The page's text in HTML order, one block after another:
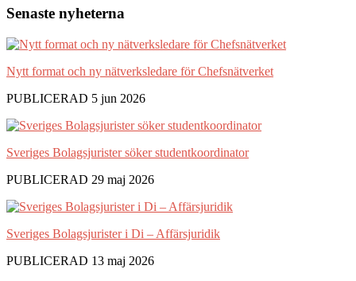
Senaste nyheterna
Nytt format och ny nätverksledare för Chefsnätverket
PUBLICERAD 5 jun 2026
Sveriges Bolagsjurister söker studentkoordinator
PUBLICERAD 29 maj 2026
Sveriges Bolagsjurister i Di – Affärsjuridik
PUBLICERAD 13 maj 2026